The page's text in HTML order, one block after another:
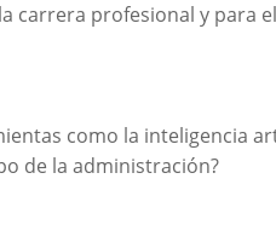
carrera profesional y para
como la inteligencia
de la administración?